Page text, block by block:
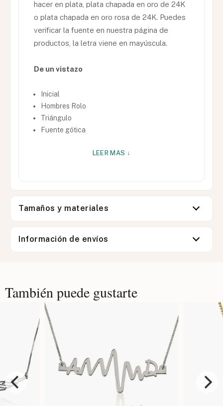
hacer en plata, plata chapada en oro de 24K
o plata chapada en oro rosa de 24K. Puedes
verificar la fuente en nuestra página de
productos, la letra viene en mayúscula.
De un vistazo
Inicial
Hombres Rolo
Triángulo
Fuente gótica
LEER MAS ↓
Tamaños y materiales
Información de envíos
También puede gustarte